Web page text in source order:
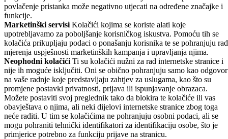
povlačenje pristanka može negativno utjecati na određene značajke i
funkcije.
Marketinški servisi Kolačići kojima se koriste alati koje
upotrebljavamo za poboljšanje korisničkog iskustva. Pomoću tih se
kolačića prikupljaju podaci o ponašanju korisnika te se pohranjuju
mjerenja uspješnosti marketinških kampanja i upravljanja njima.
Neophodni kolačići Ti su kolačići nužni za rad internetske stranice i
nije ih moguće isključiti. Oni se obično pohranjuju samo kao odgovor
na vaše radnje koje predstavljaju zahtjev za uslugama, kao što su
promjene postavki privatnosti, prijava ili ispunjavanje obrazaca.
Možete postaviti svoj preglednik tako da blokira te kolačiće ili vas
obavještava o njima, ali neki dijelovi internetske stranice zbog toga
neće raditi. U tim se kolačićima ne pohranjuju osobni podaci, ali se
mogu pohraniti tehnički identifikatori za identifikaciju osobe, što je
primjerice potrebno za funkciju prijave na stranicu.